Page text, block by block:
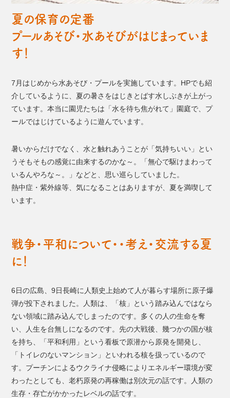
夏の保育の定番
プールあそび・水あそびがはじまっていま
す！
7月はじめから水あそび・プールを実施しています。HPでも紹
介しているように、夏の暑さをはじきとばす水しぶきが上がっ
ています。本当に園児たちは「水を待ち焦がれて」園庭で、プ
ールではじけているように遊んでいます。
暑いからだけでなく、水と触れあうことが「気持ちいい」とい
うそもそもの感覚に由来するのかな～。「無心で駆けまわって
いるんやろな～。」などと、思い巡らしていました。
熱中症・紫外線等、気になることはありますが、夏を満喫して
います。
戦争・平和について・・考え・交流する夏
に！
6日の広島、9日長崎に人類史上始めて人が暮らす場所に原子爆
弾が投下されました。人類は、「核」という踏み込んではなら
ない領域に踏み込んでしまったのです。多くの人の生命を奪
い、人生を台無しになるのです。先の大戦後、幾つかの国が核
を持ち、「平和利用」という看板で原潜から原発を開発し、
「トイレのないマンション」といわれる核を扱っているので
す。プーチンによるウクライナ侵略によりエネルギー環境が変
わったとしても、老朽原発の再稼働は別次元の話です。人類の
生存・存亡がかかったレベルの話です。